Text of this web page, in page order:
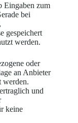
Eingaben zum
bei
gespeichert
werden.
oder
an Anbieter
werden.
und
keine